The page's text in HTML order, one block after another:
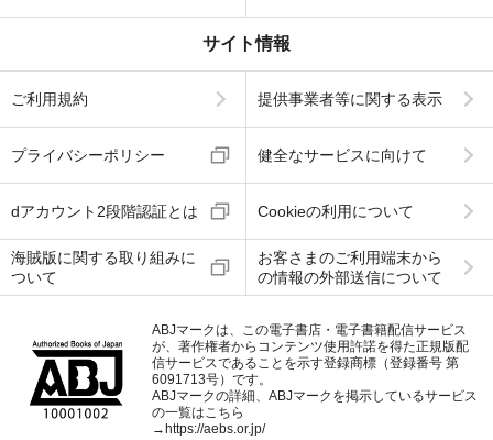
サイト情報
ご利用規約 提供事業者等に関する表示
プライバシーポリシー 健全なサービスに向けて
dアカウント2段階認証とは Cookieの利用について
海賊版に関する取り組みに
ついて
お客さまのご利用端末から
の情報の外部送信について
ABJマークは、この電子書店・電子書籍配信サービス
が、著作権者からコンテンツ使用許諾を得た正規版配
信サービスであることを示す登録商標（登録番号 第
6091713号）です。
ABJマークの詳細、ABJマークを掲示しているサービス
の一覧はこちら
→ https://aebs.or.jp/